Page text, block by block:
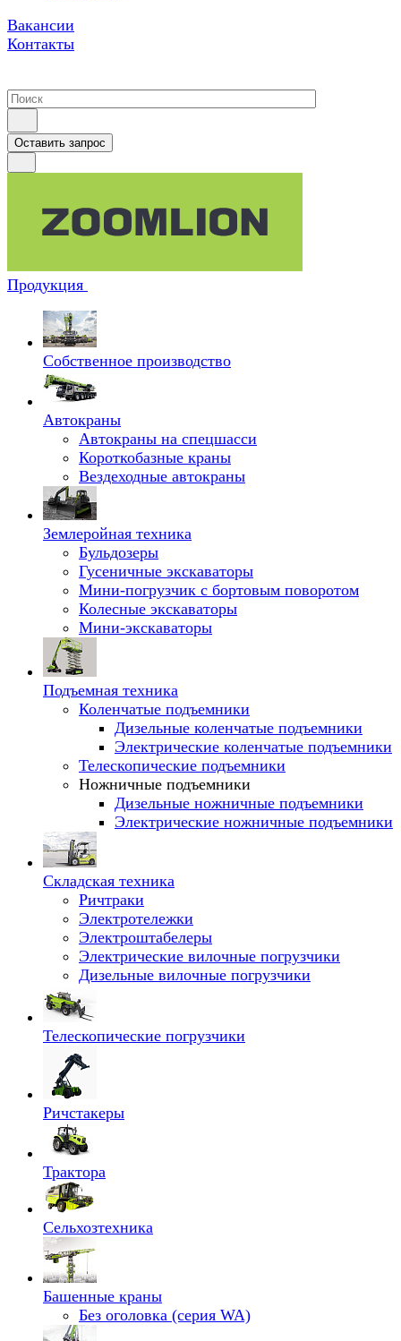
Вакансии
Контакты
Оставить запрос
Продукция
Собственное производство
Автокраны
Автокраны на спецшасси
Короткобазные краны
Вездеходные автокраны
Землеройная техника
Бульдозеры
Гусеничные экскаваторы
Мини-погрузчик с бортовым поворотом
Колесные экскаваторы
Мини-экскаваторы
Подъемная техника
Коленчатые подъемники
Дизельные коленчатые подъемники
Электрические коленчатые подъемники
Телескопические подъемники
Ножничные подъемники
Дизельные ножничные подъемники
Электрические ножничные подъемники
Складская техника
Ричтраки
Электротележки
Электроштабелеры
Электрические вилочные погрузчики
Дизельные вилочные погрузчики
Телескопические погрузчики
Ричстакеры
Трактора
Сельхозтехника
Башенные краны
Без оголовка (серия WA)